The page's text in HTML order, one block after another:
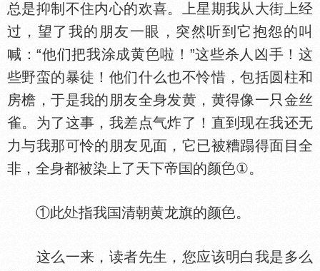
总是抑制不住内心的欢喜。上星期我从大街上经
过，望了我的朋友一眼，突然听到它抱怨的叫
喊：“他们把我涂成黄
啦！”这些杀人凶手！这
些野蛮的暴徒！他们什么也不怜惜，包括圆柱和
房檐，于是我的朋友全身发黄，黄得像一只金丝
雀。为了这事，我差点气炸了！直到现在我还无
力与我那可怜的朋友见面，它已被糟蹋得面目全
非，全身都被染上了天下帝
的颜 ①。
①此 指我 清朝黄龙旗的颜 。
这么一来，读者先生，您应该明白我是多么